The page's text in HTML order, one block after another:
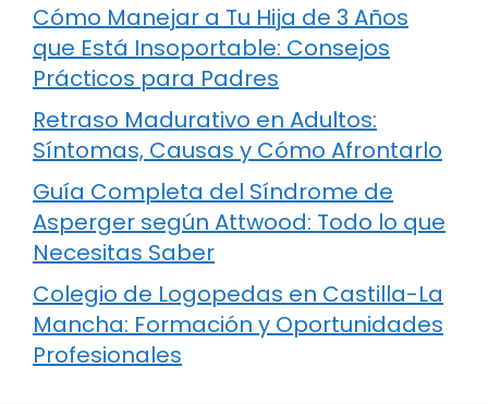
Cómo Manejar a Tu Hija de 3 Años
que Está Insoportable: Consejos
Prácticos para Padres
Retraso Madurativo en Adultos:
Síntomas, Causas y Cómo Afrontarlo
Guía Completa del Síndrome de
Asperger según Attwood: Todo lo que
Necesitas Saber
Colegio de Logopedas en Castilla-La
Mancha: Formación y Oportunidades
Profesionales